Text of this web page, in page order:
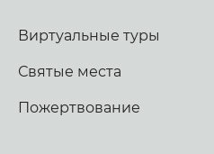
Виртуальные туры
Святые места
Пожертвование